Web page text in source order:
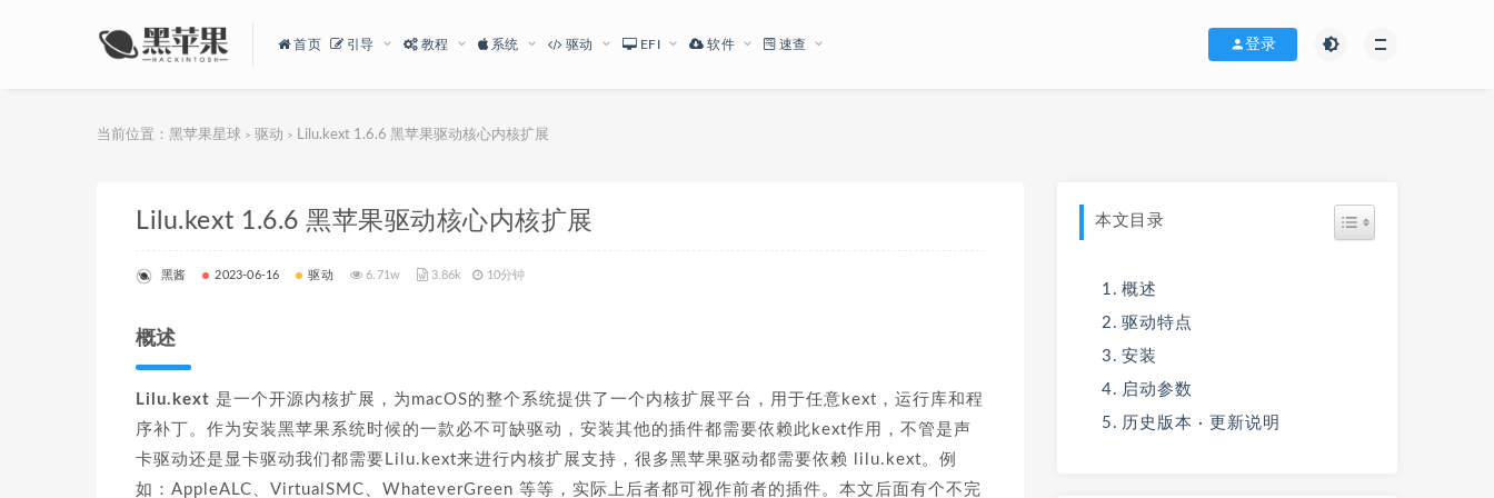
首页 引导 教程 系统 驱动 EFI 软件 速查 登录
当前位置： 黑苹果星球 > 驱动 > Lilu.kext 1.6.6 黑苹果驱动核心内核扩展
Lilu.kext 1.6.6 黑苹果驱动核心内核扩展
黑酱 2023-06-16 驱动 6.71w 3.86k 10分钟
概述
Lilu.kext 是一个开源内核扩展，为macOS的整个系统提供了一个内核扩展平台，用于任意kext，运行库和程
序补丁。作为安装黑苹果系统时候的一款必不可缺驱动，安装其他的插件都需要依赖此kext作用，不管是声
卡驱动还是显卡驱动我们都需要Lilu.kext来进行内核扩展支持，很多黑苹果驱动都需要依赖 lilu.kext。例
如：AppleALC、VirtualSMC、WhateverGreen 等等，实际上后者都可视作前者的插件。本文后面有个不完
本文目录
概述
驱动特点
安装
启动参数
历史版本 · 更新说明